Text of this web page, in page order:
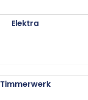
Elektra
Timmerwerk